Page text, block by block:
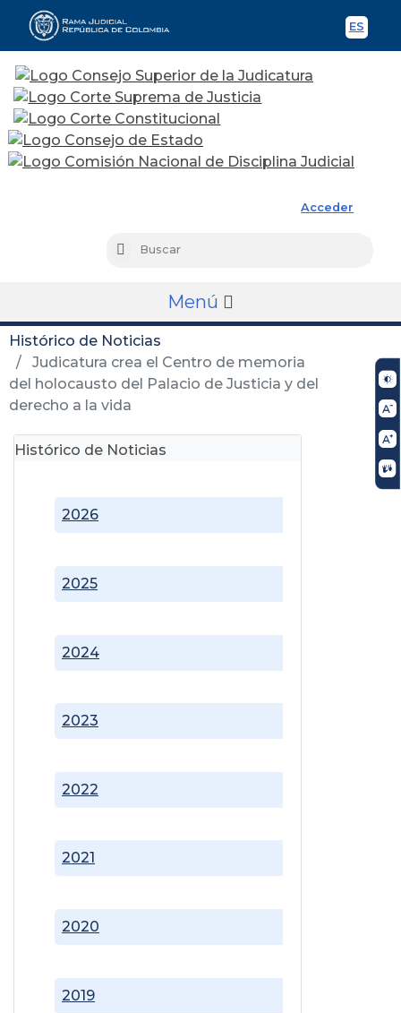
ES
Acceder
Buscar
Menú
Histórico de Noticias
Judicatura crea el Centro de memoria
del holocausto del Palacio de Justicia y del
derecho a la vida
Histórico de Noticias
2019
2020
2021
2022
2023
2024
2025
2026